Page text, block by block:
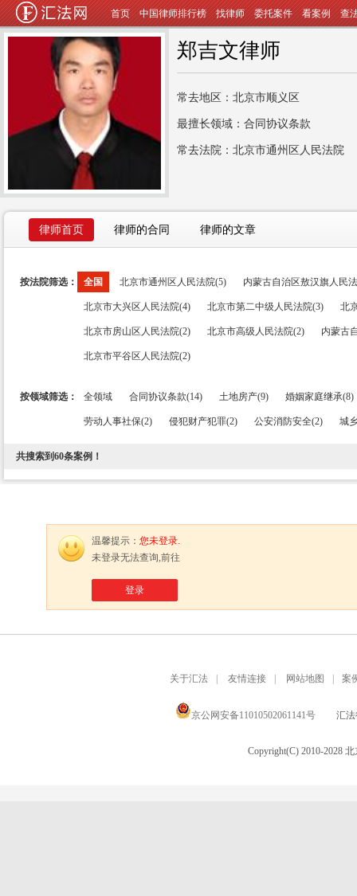
首页 中国律师排行榜 找律师 委托案件 看案例 查
郑吉文律师
常去地区：北京市顺义区
最擅长领域：合同协议条款
常去法院：北京市通州区人民法院
律师首页 律师的合同 律师的文章
按法院筛选： 全国 北京市通州区人民法院(5) 内蒙古自治区敖汉旗人民
北京市大兴区人民法院(4) 北京市第二中级人民法院(3) 北
北京市房山区人民法院(2) 北京市高级人民法院(2) 内蒙古
北京市平谷区人民法院(2)
按领域筛选： 全领域 合同协议条款(14) 土地房产(9) 婚姻家庭继承(8)
劳动人事社保(2) 侵犯财产犯罪(2) 公安消防安全(2) 城
共搜索到60条案例！
温馨提示： 您未登录.
未登录无法查询,前往
登录
关于汇法 友情连接 网站地图 案
京公网安备11010502061141号 汇法
Copyright(C) 2010-2028